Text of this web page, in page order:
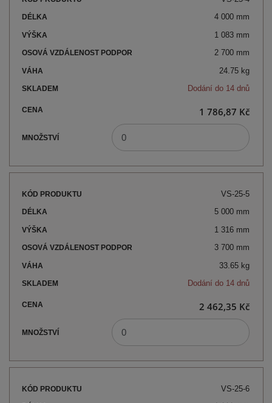
4 000 mm
1 083 mm
2 700 mm
24.75 kg
Dodání do 14 dnů
1 786,87 Kč
VS-25-5
5 000 mm
1 316 mm
3 700 mm
33.65 kg
Dodání do 14 dnů
2 462,35 Kč
VS-25-6